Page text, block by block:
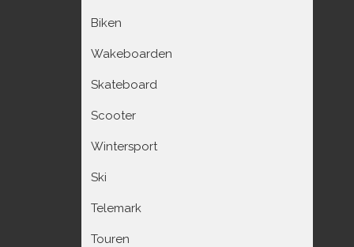
Biken
Wakeboarden
Skateboard
Scooter
Wintersport
Ski
Telemark
Touren